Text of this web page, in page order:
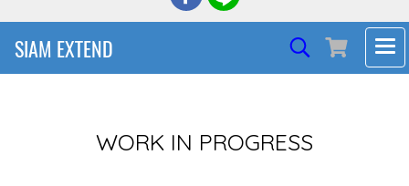
SIAM EXTEND
WORK IN PROGRESS